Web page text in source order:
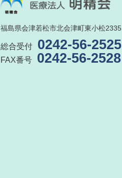
福島県会津若松市北会津町東小松2335
総合受付 0242-56-2525
FAX番号 0242-56-2528